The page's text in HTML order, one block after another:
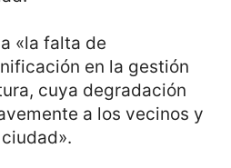
«la falta de
en la gestión
cuya degradación
a los vecinos y